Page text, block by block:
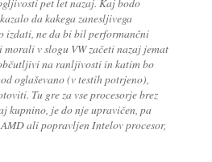
da kakega zanesljivega
izdati, ne da bi bil performančni
v slogu VW začeti nazaj jemat
na ranljivosti in katim bo
oglaševano (v testih potrjeno),
Tu gre za vse procesorje brez
kupnino, je do nje upravičen, pa
ali popravljen Intelov procesor,